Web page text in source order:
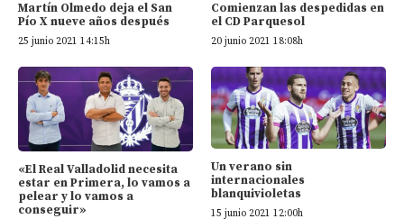
Martín Olmedo deja el San
Pío X nueve años después
25 junio 2021 14:15h
Comienzan las despedidas en
el CD Parquesol
20 junio 2021 18:08h
«El Real Valladolid necesita
estar en Primera, lo vamos a
pelear y lo vamos a
conseguir»
Un verano sin
internacionales
blanquivioletas
15 junio 2021 12:00h